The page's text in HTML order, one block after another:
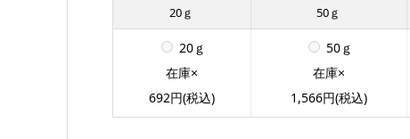
20ｇ 50ｇ
20ｇ
在庫×
692円(税込)
50ｇ
在庫×
1,566円(税込)